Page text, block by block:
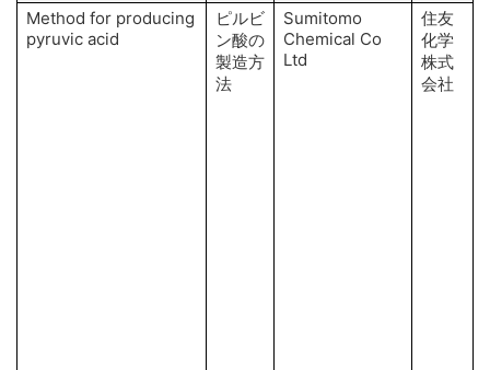
Method for producing
pyruvic acid
ピルビ
ン酸の
製造方
法
Sumitomo
Chemical Co
Ltd
住友
化学
株式
会社